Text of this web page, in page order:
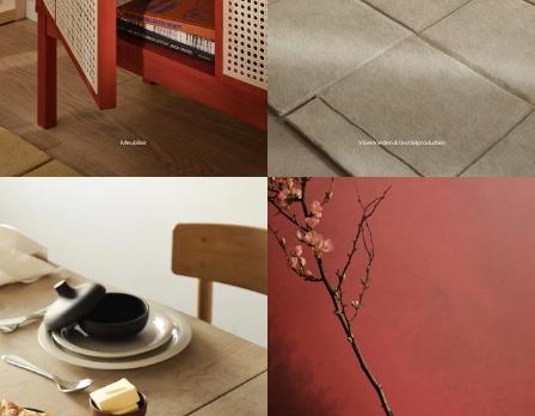
Meubilair Vloerkleden & textielproducten